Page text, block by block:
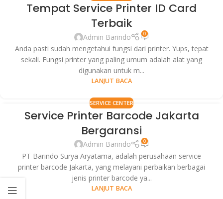
Tempat Service Printer ID Card
Terbaik
Admin Barindo 0
Anda pasti sudah mengetahui fungsi dari printer. Yups, tepat
sekali. Fungsi printer yang paling umum adalah alat yang
digunakan untuk m...
LANJUT BACA
SERVICE CENTER
Service Printer Barcode Jakarta
Bergaransi
Admin Barindo 0
PT Barindo Surya Aryatama, adalah perusahaan service
printer barcode Jakarta, yang melayani perbaikan berbagai
jenis printer barcode ya...
LANJUT BACA